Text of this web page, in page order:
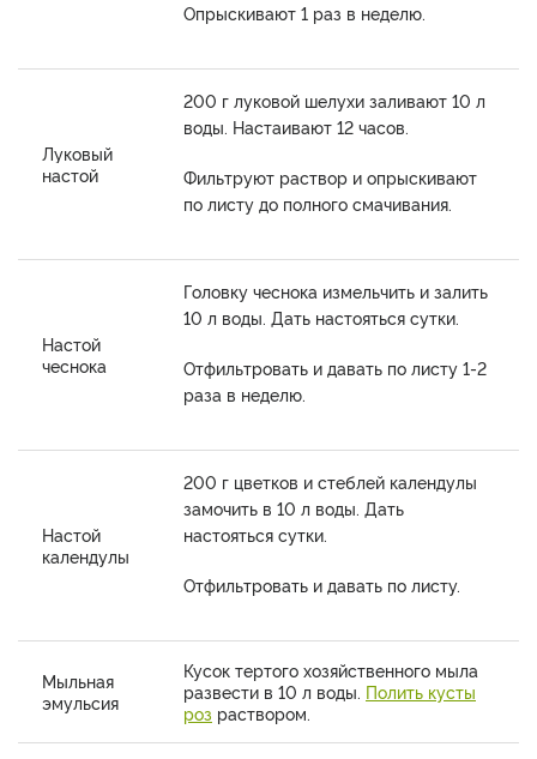
Опрыскивают 1 раз в неделю.
Луковый
настой
200 г луковой шелухи заливают 10 л
воды. Настаивают 12 часов.
Фильтруют раствор и опрыскивают
по листу до полного смачивания.
Настой
чеснока
Головку чеснока измельчить и залить
10 л воды. Дать настояться сутки.
Отфильтровать и давать по листу 1-2
раза в неделю.
Настой
календулы
200 г цветков и стеблей календулы
замочить в 10 л воды. Дать
настояться сутки.
Отфильтровать и давать по листу.
Мыльная
эмульсия
Кусок тертого хозяйственного мыла
развести в 10 л воды. Полить кусты
роз раствором.